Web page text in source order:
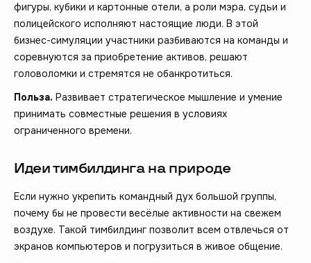
фигуры, кубики и картонные отели, а роли мэра, судьи и
полицейского исполняют настоящие люди. В этой
бизнес-симуляции участники разбиваются на команды и
соревнуются за приобретение активов, решают
головоломки и стремятся не обанкротиться.
Польза. Развивает стратегическое мышление и умение
принимать совместные решения в условиях
ограниченного времени.
Идеи тимбилдинга на природе
Если нужно укрепить командный дух большой группы,
почему бы не провести весёлые активности на свежем
воздухе. Такой тимбилдинг позволит всем отвлечься от
экранов компьютеров и погрузиться в живое общение.